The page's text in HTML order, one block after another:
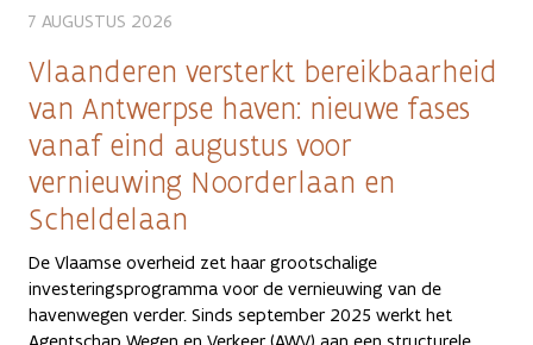
7 AUGUSTUS 2026
Vlaanderen versterkt bereikbaarheid
van Antwerpse haven: nieuwe fases
vanaf eind augustus voor
vernieuwing Noorderlaan en
Scheldelaan
De Vlaamse overheid zet haar grootschalige
investeringsprogramma voor de vernieuwing van de
havenwegen verder. Sinds september 2025 werkt het